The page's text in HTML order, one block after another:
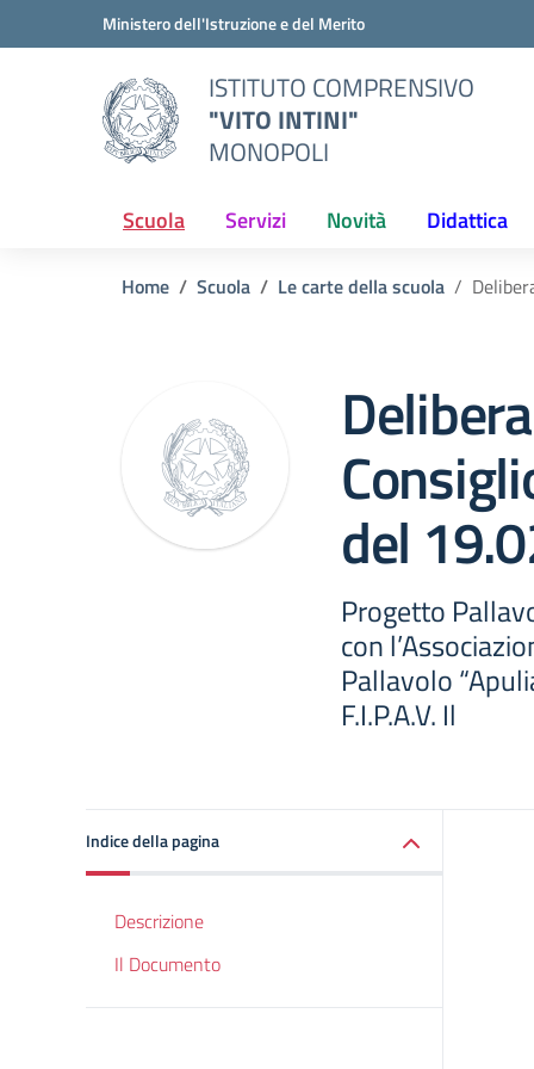
Vai ai contenuti
Vai al menu di navigazioneMinistero dell'Istruzione e del Merito
ISTITUTO COMPRENSIVO
"VITO INTINI"
MONOPOLI
Scuola Servizi Novità Didattica
Home Scuola Le carte della scuola
del
Progetto
con
Pallavolo
F.I.P.A.V. Il
Indice della pagina
Descrizione
Il Documento